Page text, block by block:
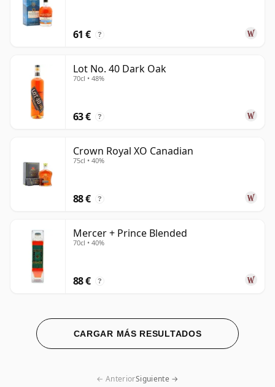
61 € ?
Lot No. 40 Dark Oak
70cl • 48%
63 € ?
Crown Royal XO Canadian
75cl • 40%
88 € ?
Mercer + Prince Blended
70cl • 40%
88 € ?
CARGAR MÁS RESULTADOS
← AnteriorSiguiente →